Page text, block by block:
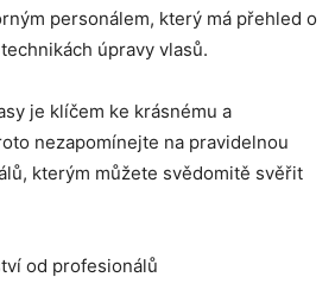
personálem, který má přehled o
úpravy vlasů.
je klíčem ke krásnému a
nezapomínejte na pravidelnou
kterým můžete svědomitě svěřit
od profesionálů